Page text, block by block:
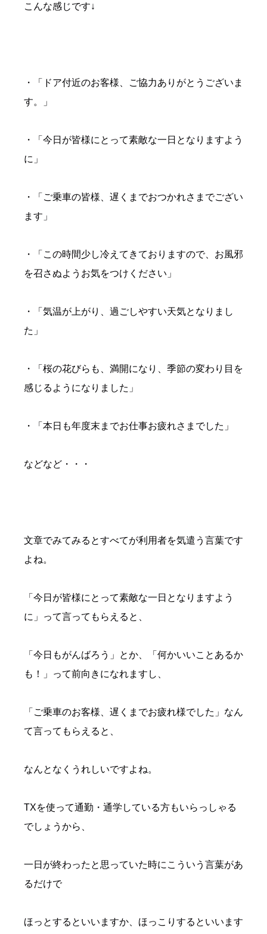
こんな感じです↓
・「ドア付近のお客様、ご協力ありがとうございま
す。」
・「今日が皆様にとって素敵な一日となりますよう
に」
・「ご乗車の皆様、遅くまでおつかれさまでござい
ます」
・「この時間少し冷えてきておりますので、お風邪
を召さぬようお気をつけください」
・「気温が上がり、過ごしやすい天気となりまし
た」
・「桜の花びらも、満開になり、季節の変わり目を
感じるようになりました」
・「本日も年度末までお仕事お疲れさまでした」
などなど・・・
文章でみてみるとすべてが利用者を気遣う言葉です
よね。
「今日が皆様にとって素敵な一日となりますよう
に」って言ってもらえると、
「今日もがんばろう」とか、「何かいいことあるか
も！」って前向きになれますし、
「ご乗車のお客様、遅くまでお疲れ様でした」なん
て言ってもらえると、
なんとなくうれしいですよね。
TXを使って通勤・通学している方もいらっしゃる
でしょうから、
一日が終わったと思っていた時にこういう言葉があ
るだけで
ほっとするといいますか、ほっこりするといいます